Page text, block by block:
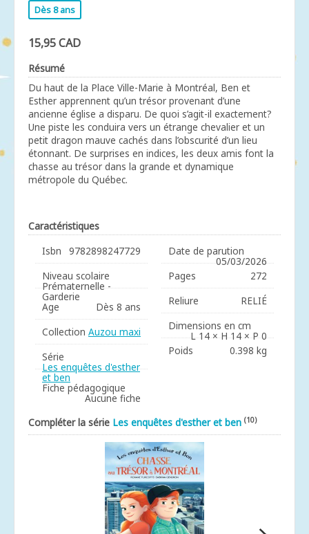
Dès 8 ans
15,95 CAD
Résumé
Du haut de la Place Ville-Marie à Montréal, Ben et
Esther apprennent qu’un trésor provenant d’une
ancienne église a disparu. De quoi s’agit-il exactement?
Une piste les conduira vers un étrange chevalier et un
petit dragon mauve cachés dans l’obscurité d’un lieu
étonnant. De surprises en indices, les deux amis font la
chasse au trésor dans la grande et dynamique
métropole du Québec.
Caractéristiques
Isbn
9782898247729
Niveau scolaire
Prématernelle -
Garderie
Age
Dès 8 ans
Collection Auzou maxi
Série
Les enquêtes d'esther
et ben
Fiche pédagogique
Aucune fiche
Date de parution
05/03/2026
Pages
272
Reliure
RELIÉ
Dimensions en cm
L 14 × H 14 × P 0
Poids
0.398 kg
Compléter la série Les enquêtes d'esther et ben (10)